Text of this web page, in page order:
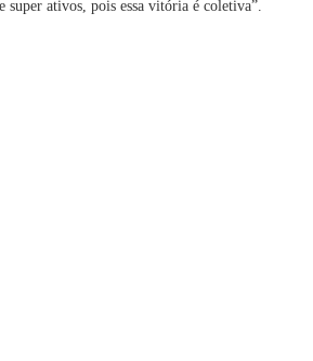
ativos, pois essa vitória é coletiva”.